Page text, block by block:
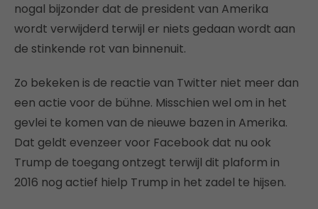
nogal bijzonder dat de president van Amerika
wordt verwijderd terwijl er niets gedaan wordt aan
de stinkende rot van binnenuit.
Zo bekeken is de reactie van Twitter niet meer dan
een actie voor de bühne. Misschien wel om in het
gevlei te komen van de nieuwe bazen in Amerika.
Dat geldt evenzeer voor Facebook dat nu ook
Trump de toegang ontzegt terwijl dit plaform in
2016 nog actief hielp Trump in het zadel te hijsen.